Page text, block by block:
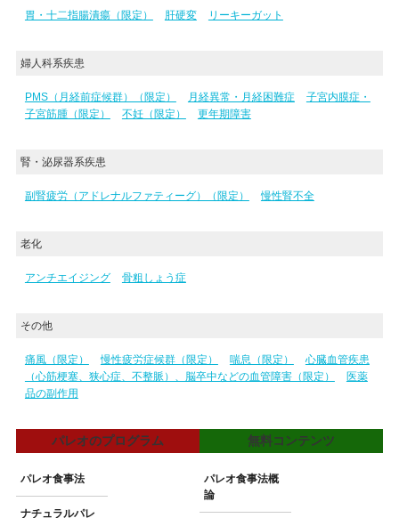
胃・十二指腸潰瘍（限定） 肝硬変 リーキーガット
婦人科系疾患
PMS（月経前症候群）（限定） 月経異常・月経困難症
子宮内膜症・
子宮筋腫（限定）
不妊（限定） 更年期障害
腎・泌尿器系疾患
副腎疲労（アドレナルファティーグ）（限定） 慢性腎不全
老化
アンチエイジング 骨粗しょう症
その他
痛風（限定） 慢性疲労症候群（限定） 喘息（限定）
心臓血管疾患
（心筋梗塞、狭心症、不整脈）、脳卒中などの血管障害（限定）
医薬
品の副作用
パレオのプログラム
パレオ食事法
ナチュラルパレ
無料コンテンツ
パレオ食事法概
論